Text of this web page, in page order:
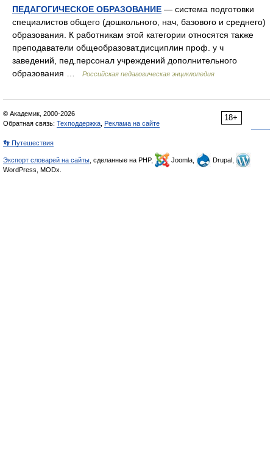
ПЕДАГОГИЧЕСКОЕ ОБРАЗОВАНИЕ — система подготовки
специалистов общего (дошкольного, нач, базового и среднего)
образования. К работникам этой категории относятся также
преподаватели общеобразоват.дисциплин проф. у ч
заведений, пед.персонал учреждений дополнительного
образования …
Российская педагогическая энциклопедия
18+
© Академик, 2000-2026
Обратная связь: Техподдержка Реклама на сайте
👣 Путешествия
Экспорт словарей на сайты , сделанные на PHP, Joomla,
Drupal,
WordPress, MODx.